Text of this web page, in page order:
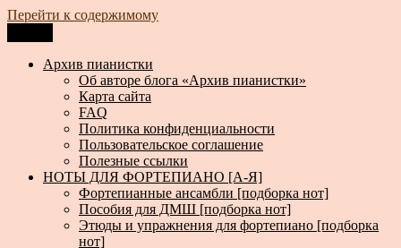
Перейти к содержимому
Архив пианистки
Всё для пианистов: ноты, книги, музыка, статьи…
Архив пианистки
Об авторе блога «Архив пианистки»
Карта сайта
FAQ
Политика конфиденциальности
Пользовательское соглашение
Полезные ссылки
НОТЫ ДЛЯ ФОРТЕПИАНО [А-Я]
Фортепианные ансамбли [подборка нот]
Пособия для ДМШ [подборка нот]
Этюды и упражнения для фортепиано [подборка
нот]